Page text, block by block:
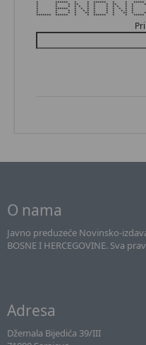
* ****** * * ****** * *
* * * ** * * * ** * *
* * * * * * * * * * *
* ****** * * * * * * * *
* * * * * * * * * * *
* * * * ** * * * ** *
******* ****** * * ****** * *
O nama
Javno preduzeće Novinsko-
BOSNE I HERCEGOVINE. Sva
Adresa
Džemala Bijedića 39/III